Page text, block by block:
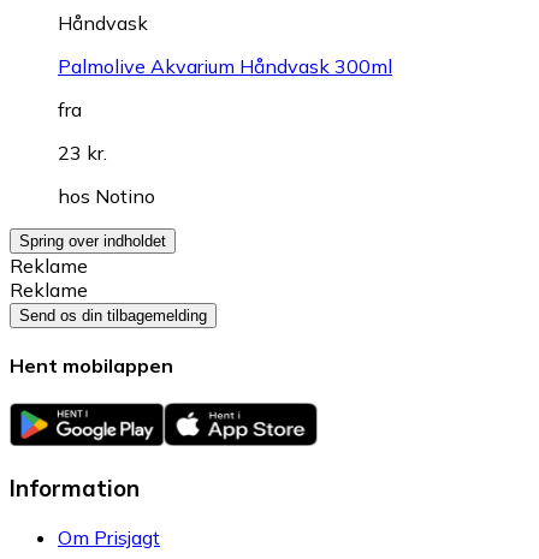
Håndvask
Palmolive Akvarium Håndvask 300ml
fra
23 kr.
hos Notino
Spring over indholdet
Reklame
Reklame
Send os din tilbagemelding
Hent mobilappen
Information
Om Prisjagt